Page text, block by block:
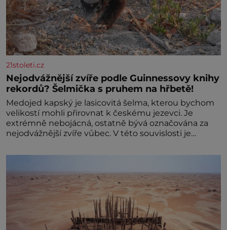
21stoleti.cz
Nejodvážnější zvíře podle Guinnessovy knihy
rekordů? Šelmička s pruhem na hřbetě!
Medojed kapský je lasicovitá šelma, kterou bychom
velikostí mohli přirovnat k českému jezevci. Je
extrémně nebojácná, ostatně bývá označována za
nejodvážnější zvíře vůbec. V této souvislosti je